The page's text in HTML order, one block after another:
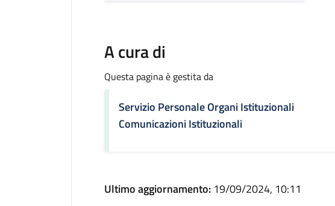
A cura di
Questa pagina è gestita da
Servizio Personale Organi Istituzionali
Comunicazioni Istituzionali
Ultimo aggiornamento: 19/09/2024, 10:11